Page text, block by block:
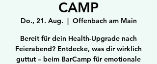
CAMP
Do., 21. Aug.
  |
Offenbach am Main
Bereit für dein Health-Upgrade nach
Feierabend? Entdecke, was dir wirklich
guttut – beim BarCamp für emotionale